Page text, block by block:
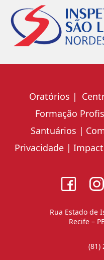
Oratórios
Formação
Santuários
Privacidade
Rua Estado de
Recife –
(81)